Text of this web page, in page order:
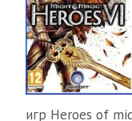
игр Heroes of